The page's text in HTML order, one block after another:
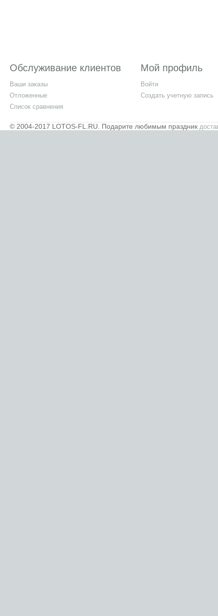
Обслуживание клиентов
Ваши заказы
Отложенные
Список сравнения
Мой профиль
Войти
Создать учетную запись
© 2004-2017 LOTOS-FL.RU. Подарите любимым праздник